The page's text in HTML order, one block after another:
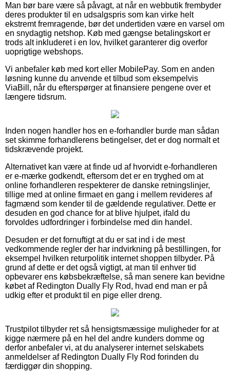
Man bør bare være så påvagt, at når en webbutik frembyder
deres produkter til en udsalgspris som kan virke helt
ekstremt fremragende, bør det undertiden være en varsel om
en snydagtig netshop. Køb med gængse betalingskort er
trods alt inkluderet i en lov, hvilket garanterer dig overfor
uoprigtige webshops.
Vi anbefaler køb med kort eller MobilePay. Som en anden
løsning kunne du anvende et tilbud som eksempelvis
ViaBill, når du efterspørger at finansiere pengene over et
længere tidsrum.
Inden nogen handler hos en e-forhandler burde man sådan
set skimme forhandlerens betingelser, det er dog normalt et
tidskrævende projekt.
Alternativet kan være at finde ud af hvorvidt e-forhandleren
er e-mærke godkendt, eftersom det er en tryghed om at
online forhandleren respekterer de danske retningslinjer,
tillige med at online firmaet en gang i mellem revideres af
fagmænd som kender til de gældende regulativer. Dette er
desuden en god chance for at blive hjulpet, ifald du
forvoldes udfordringer i forbindelse med din handel.
Desuden er det fornuftigt at du er sat ind i de mest
vedkommende regler der har indvirkning på bestillingen, for
eksempel hvilken returpolitik internet shoppen tilbyder. På
grund af dette er det også vigtigt, at man til enhver tid
opbevarer ens købsbekræftelse, så man senere kan bevidne
købet af Redington Dually Fly Rod, hvad end man er på
udkig efter et produkt til en pige eller dreng.
Trustpilot tilbyder ret så hensigtsmæssige muligheder for at
kigge nærmere på en hel del andre kunders domme og
derfor anbefaler vi, at du analyserer internet selskabets
anmeldelser af Redington Dually Fly Rod forinden du
færdiggør din shopping.